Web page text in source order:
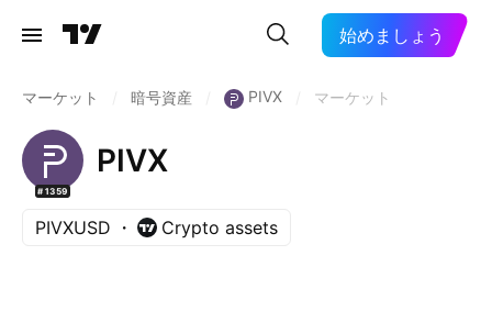
始めましょう
マーケット 暗号資産 PIVX マーケット
#1359
PIVX
PIVXUSD Crypto assets